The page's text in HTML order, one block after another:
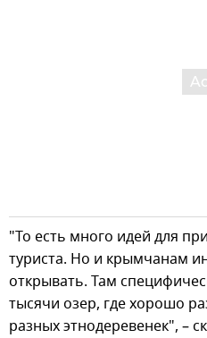
"То есть много идей для
туриста. Но и крымчанам
открывать. Там
тысячи озер, где хорошо
разных этнодеревенек", –